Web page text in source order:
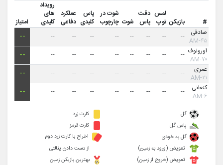
# بازیکن
لمس
توپ
دقت
پاس
شوت
شوت در
چارچوب
پاس
کلیدی
عملکرد
دفاعی
رویداد
های
کلیدی
امتیاز
صادقی
۴۵-AM
--
--
--
--
--
--
--
--
--
اورونوف
۷۰-AM
--
--
--
--
--
--
--
--
--
عمری
۲۱-AM
--
--
--
--
--
--
--
--
--
کنعانی‌
۶-AM
--
--
--
--
--
--
--
--
--
گل
پاس گل
گل به خودی
کارت زرد
کارت قرمز
اخراج با کارت زرد دوم
تعویض (ورود به زمین)
تعویض (خروج از زمین)
از دست دادن پنالتی
بهترین بازیکن زمین